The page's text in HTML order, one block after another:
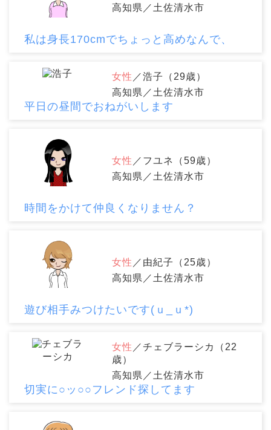
高知県／土佐清水市
私は身長170cmでちょっと高めなんで、
女性 ／浩子（29歳）
高知県／土佐清水市
平日の昼間でおねがいします
女性 ／フユネ（59歳）
高知県／土佐清水市
時間をかけて仲良くなりません？
女性 ／由紀子（25歳）
高知県／土佐清水市
遊び相手みつけたいです(ｕ_ｕ*)
女性 ／チェブラーシカ（22
歳）
高知県／土佐清水市
切実に○ッ○○フレンド探してます